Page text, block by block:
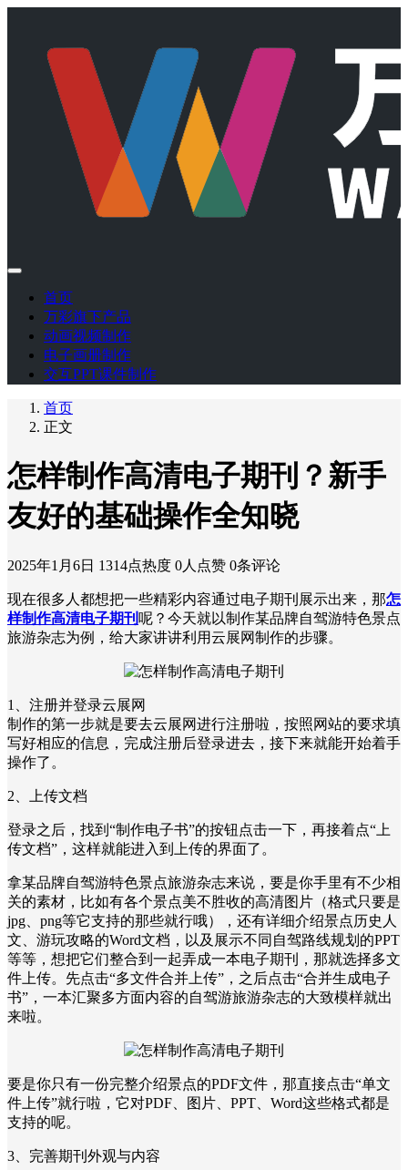
首页
万彩旗下产品
动画视频制作
电子画册制作
交互PPT课件制作
首页
正文
怎样制作高清电子期刊？新手
友好的基础操作全知晓
2025年1月6日 1314点热度 0人点赞 0条评论
现在很多人都想把一些精彩内容通过电子期刊展示出来，那怎
样制作高清电子期刊 呢？今天就以制作某品牌自驾游特色景点
旅游杂志为例，给大家讲讲利用云展网制作的步骤。
1、注册并登录云展网
制作的第一步就是要去云展网进行注册啦，按照网站的要求填
写好相应的信息，完成注册后登录进去，接下来就能开始着手
操作了。
2、上传文档
登录之后，找到“制作电子书”的按钮点击一下，再接着点“上
传文档”，这样就能进入到上传的界面了。
拿某品牌自驾游特色景点旅游杂志来说，要是你手里有不少相
关的素材，比如有各个景点美不胜收的高清图片（格式只要是
jpg、png等它支持的那些就行哦），还有详细介绍景点历史人
文、游玩攻略的Word文档，以及展示不同自驾路线规划的PPT
等等，想把它们整合到一起弄成一本电子期刊，那就选择多文
件上传。先点击“多文件合并上传”，之后点击“合并生成电子
书”，一本汇聚多方面内容的自驾游旅游杂志的大致模样就出
来啦。
要是你只有一份完整介绍景点的PDF文件，那直接点击“单文
件上传”就行啦，它对PDF、图片、PPT、Word这些格式都是
支持的呢。
3、完善期刊外观与内容